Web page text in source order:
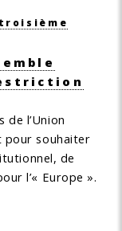
de l’Union
pour souhaiter
de
l’« Europe ».